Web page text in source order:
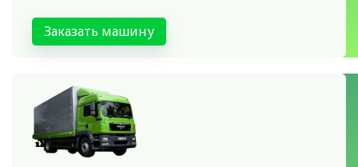
Заказать машину